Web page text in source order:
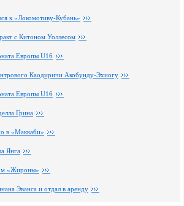
к «Локомотиву-Кубань»
с Китоном Уоллесом
Европы U16
Каодиричи Акобунду-Эхиогу
Европы U16
Грина
в «Маккаби»
Янга
«Жироны»
Эванса и отдал в аренду